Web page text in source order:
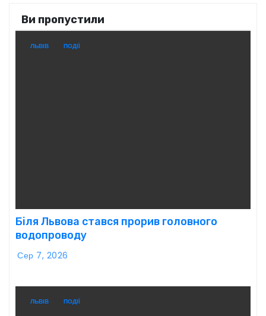
Ви пропустили
ЛЬВІВ ПОДІЇ
Біля Львова стався прорив головного
водопроводу
Сер 7, 2026
ЛЬВІВ ПОДІЇ